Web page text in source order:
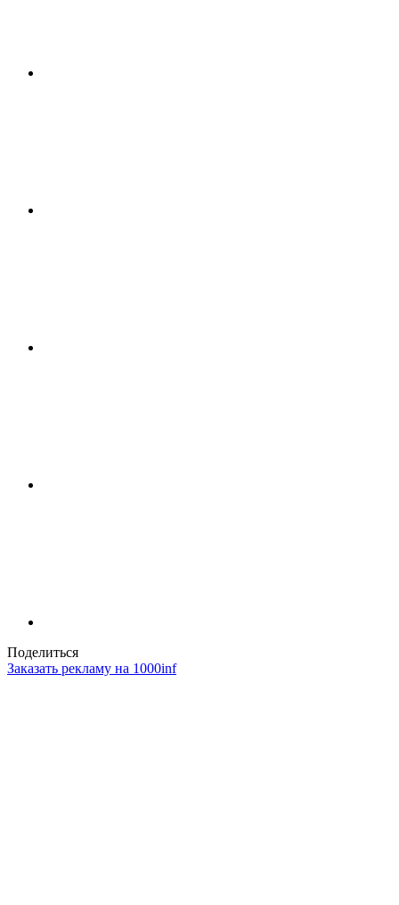
Поделиться
Заказать рекламу на 1000inf